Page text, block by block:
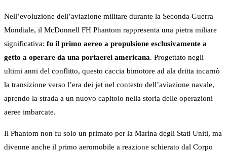
Nell’evoluzione dell’aviazione militare durante la Seconda Guerra
Mondiale, il McDonnell FH Phantom rappresenta una pietra miliare
significativa: fu il primo aereo a propulsione esclusivamente a
getto a operare da una portaerei americana. Progettato negli
ultimi anni del conflitto, questo caccia bimotore ad ala dritta incarnò
la transizione verso l’era dei jet nel contesto dell’aviazione navale,
aprendo la strada a un nuovo capitolo nella storia delle operazioni
aeree imbarcate.
Il Phantom non fu solo un primato per la Marina degli Stati Uniti, ma
divenne anche il primo aeromobile a reazione schierato dal Corpo